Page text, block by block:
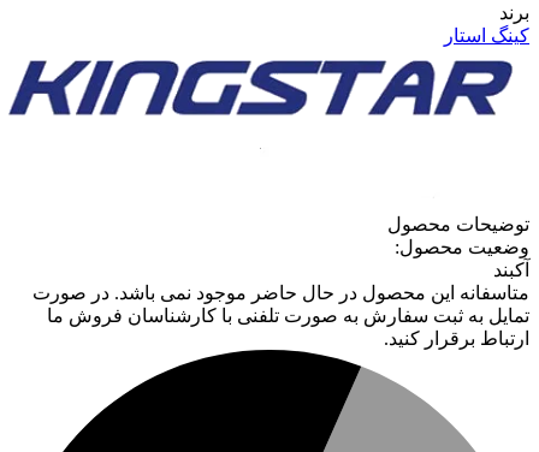
برند
کینگ استار
توضیحات محصول
وضعیت محصول:
آکبند
متاسفانه این محصول در حال حاضر موجود نمی باشد. در صورت
تمایل به ثبت سفارش به صورت تلفنی با کارشناسان فروش ما
ارتباط برقرار کنید.